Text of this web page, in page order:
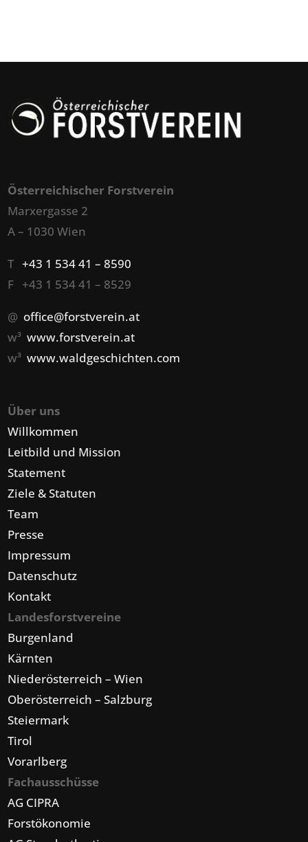
Österreichischer Forstverein
Marxergasse 2
A – 1030 Wien
T+43 1 534 41 – 8590
F +43 1 534 41 – 8529
@ office@forstverein.at
w³www.forstverein.at
w³www.waldgeschichten.com
Über uns
Willkommen
Leitbild und Mission
Statement
Ziele & Statuten
Team
Presse
Impressum
Datenschutz
Kontakt
Landesforstvereine
Burgenland
Kärnten
Niederösterreich – Wien
Oberösterreich – Salzburg
Steiermark
Tirol
Vorarlberg
Fachausschüsse
AG CIPRA
Forstökonomie